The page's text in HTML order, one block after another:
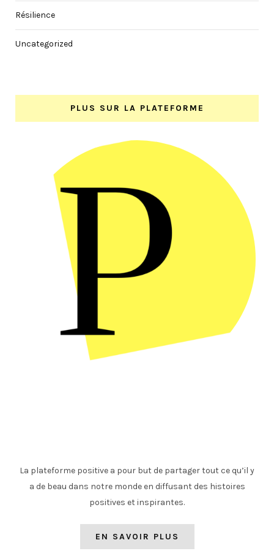
Résilience
Uncategorized
PLUS SUR LA PLATEFORME
La plateforme positive a pour but de partager tout ce qu’il y
a de beau dans notre monde en diffusant des histoires
positives et inspirantes.
EN SAVOIR PLUS